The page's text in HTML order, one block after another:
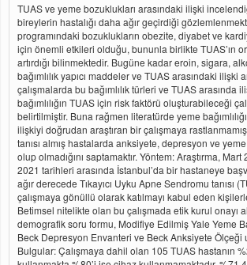
TUAS ve yeme bozuklukları arasındaki ilişki
bireylerin hastalığı daha ağır geçirdiği
programındaki bozuklukların obezite, diyabet ve
için önemli etkileri olduğu, bununla birlikte TUAS’ın
artırdığı bilinmektedir. Bugüne kadar eroin, sigara,
bağımlılık yapıcı maddeler ve TUAS arasındaki ilişki
çalışmalarda bu bağımlılık türleri ve TUAS arasında
bağımlılığın TUAS için risk faktörü oluşturabileceği
belirtilmiştir. Buna rağmen literatürde yeme
ilişkiyi doğrudan araştıran bir çalışmaya
tanısı almış hastalarda anksiyete, depresyon ve yeme
olup olmadığını saptamaktır. Yöntem: Araştırma,
2021 tarihleri arasında İstanbul’da bir hastaneye
ağır derecede Tıkayıcı Uyku Apne Sendromu tanısı
çalışmaya gönüllü olarak katılmayı kabul eden kişilerle
Betimsel nitelikte olan bu çalışmada etik kurul onayı
demografik soru formu, Modifiye Edilmiş Yale Yeme
Beck Depresyon Envanteri ve Beck Anksiyete Ölçeği
Bulgular: Çalışmaya dahil olan 105 TUAS hastanın